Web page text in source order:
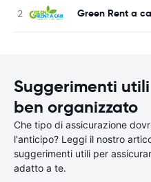
Green Rent a
Suggerimenti
ben organizzato
Che tipo di assicurazione
l'anticipo? Leggi il nostro
suggerimenti utili per
adatto a te.